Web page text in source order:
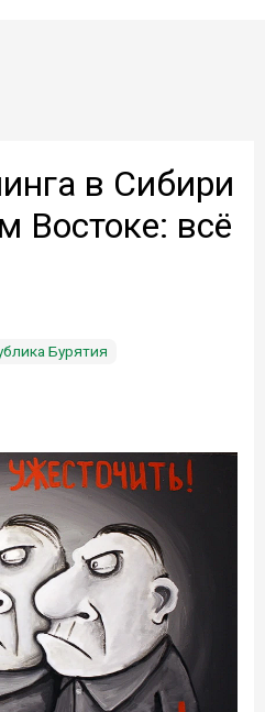
в Сибири
Востоке: всё
Бурятия